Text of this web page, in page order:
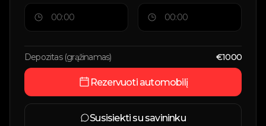
Depozitas (grąžinamas) €1000
Rezervuoti automobilį
Susisiekti su savininku